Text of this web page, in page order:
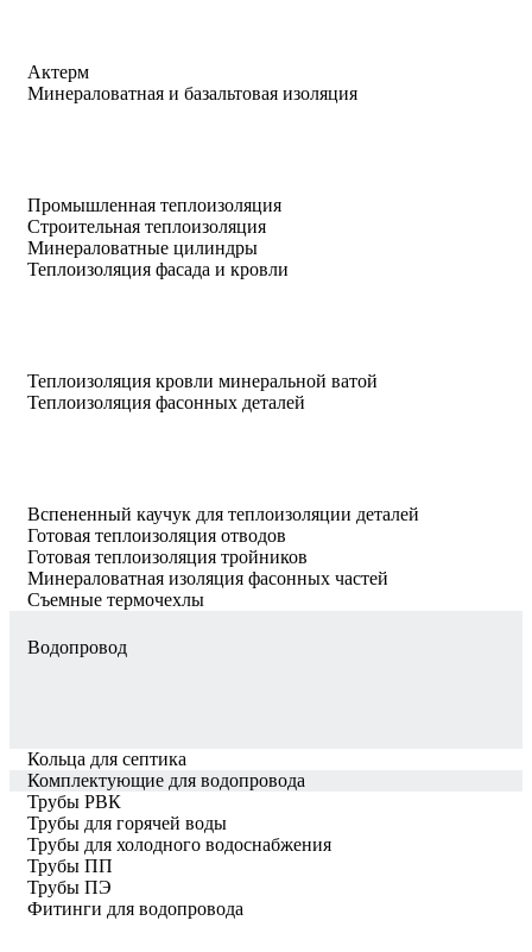
Актерм
Минераловатная и базальтовая изоляция
Промышленная теплоизоляция
Строительная теплоизоляция
Минераловатные цилиндры
Теплоизоляция фасада и кровли
Теплоизоляция кровли минеральной ватой
Теплоизоляция фасонных деталей
Вспененный каучук для теплоизоляции деталей
Готовая теплоизоляция отводов
Готовая теплоизоляция тройников
Минераловатная изоляция фасонных частей
Съемные термочехлы
Водопровод
Кольца для септика
Комплектующие для водопровода
Трубы РВК
Трубы для горячей воды
Трубы для холодного водоснабжения
Трубы ПП
Трубы ПЭ
Фитинги для водопровода